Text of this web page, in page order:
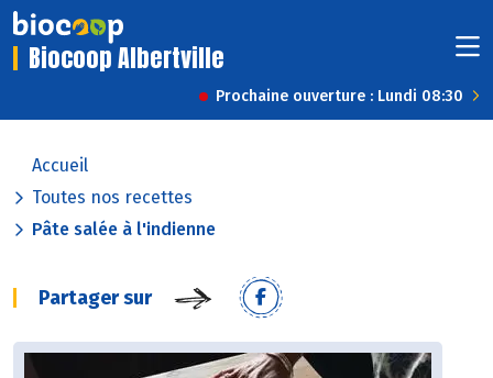
Biocoop Albertville
Prochaine ouverture : Lundi 08:30
Accueil
Toutes nos recettes
Pâte salée à l'indienne
Partager sur